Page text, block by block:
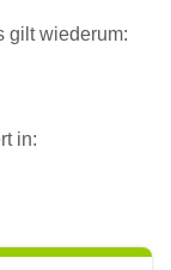
gilt wiederum:
in: